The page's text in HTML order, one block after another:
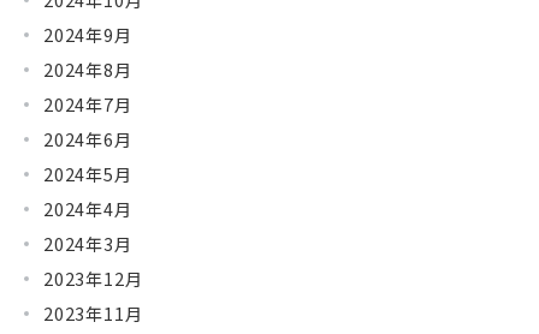
2024年9月
2024年8月
2024年7月
2024年6月
2024年5月
2024年4月
2024年3月
2023年12月
2023年11月